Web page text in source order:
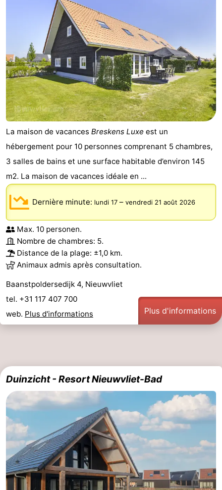
Domburg
-
Zoutelande
-
Vlissingen
-
Middelburg
Zeeuws-
Vlaanderen
-
Breskens
-
Sluis
-
Cadzand
-
Retranchement
-
Nature
Het
Flandre-
Occidentale
-
Knokke-
Heist
-
Zeebrugge
-
Blankenberge
-
Wenduine
Météo
Contact
La maison de vacances Breskens Luxe est un
hébergement pour 10 personnes comprenant 5 chambres,
3 salles de bains et une surface habitable d’environ 145
m2. La maison de vacances idéale en ...
Dernière minute: lundi 17 – vendredi 21 août 2026
Max. 10 personen.
Nombre de chambres: 5.
Distance de la plage: ±1,0 km.
Animaux admis après consultation.
Baanstpoldersedijk 4, Nieuwvliet
tel. +31 117 407 700
web. Plus d'informations Plus d'informations
Duinzicht - Resort Nieuwvliet-Bad